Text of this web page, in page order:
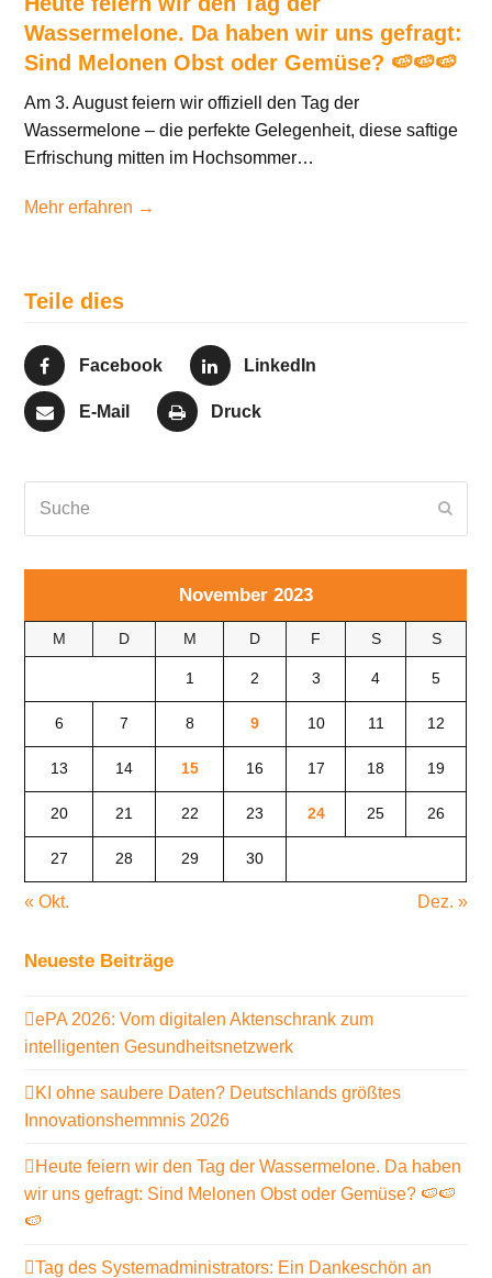
Wassermelone. Da haben wir uns gefragt:
Sind Melonen Obst oder Gemüse? 🍉🍉🍉
Am 3. August feiern wir offiziell den Tag der
Wassermelone – die perfekte Gelegenheit, diese saftige
Erfrischung mitten im Hochsommer…
Mehr erfahren →
Teile dies
Facebook LinkedIn
E-Mail Druck
November 2023
M D M D F S S
1 2 3 4 5
6 7 8 9 10 11 12
13 14 15 16 17 18 19
20 21 22 23 24 25 26
27 28 29 30
« Okt. Dez. »
Neueste Beiträge
ePA 2026: Vom digitalen Aktenschrank zum
intelligenten Gesundheitsnetzwerk
KI ohne saubere Daten? Deutschlands größtes
Innovationshemmnis 2026
Heute feiern wir den Tag der Wassermelone. Da haben
wir uns gefragt: Sind Melonen Obst oder Gemüse? 🍉🍉
🍉
Tag des Systemadministrators: Ein Dankeschön an